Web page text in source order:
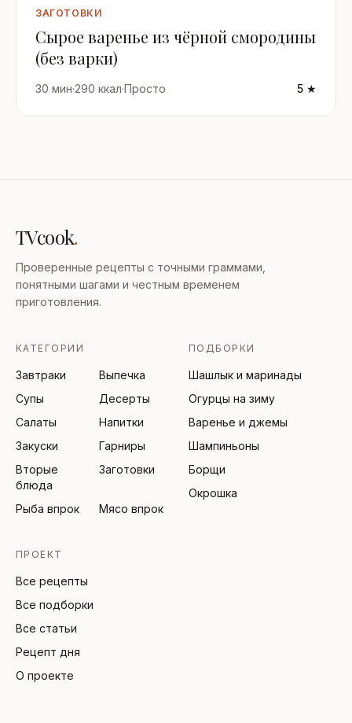
ЗАГОТОВКИ
Сырое варенье из чёрной смородины
(без варки)
30 мин·290 ккал·Просто 5 ★
TVcook.
Проверенные рецепты с точными граммами,
понятными шагами и честным временем
приготовления.
КАТЕГОРИИ
Завтраки
Выпечка
Супы
Десерты
Салаты
Напитки
Закуски
Гарниры
Вторые
блюда
Заготовки
Рыба впрок Мясо впрок
ПОДБОРКИ
Шашлык и маринады
Огурцы на зиму
Варенье и джемы
Шампиньоны
Борщи
Окрошка
ПРОЕКТ
Все рецепты
Все подборки
Все статьи
Рецепт дня
О проекте